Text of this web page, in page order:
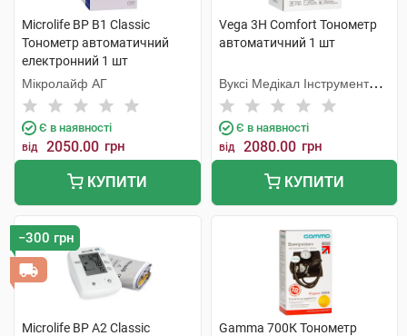
Microlife BP B1 Classic
Тонометр автоматичний
електронний 1 шт
Мікролайф AГ
Є в наявності
від 2050.00 грн
КУПИТИ
Vega 3H Comfort Тонометр
автоматичний 1 шт
Вуксі Медікал Інструмент
Фекторі
Є в наявності
від 2080.00 грн
КУПИТИ
−300 грн
Microlife BP A2 Classic
Gamma 700К Тонометр